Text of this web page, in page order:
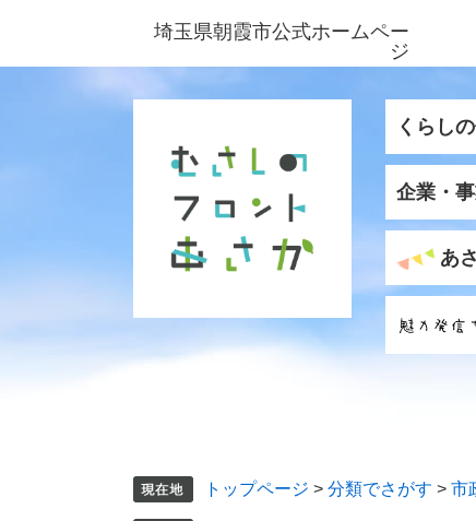
ジ
ュ
埼玉県朝霞市公式ホームペー
ジ
くらし
企業・
あ
トップページ > 分類でさがす > 市